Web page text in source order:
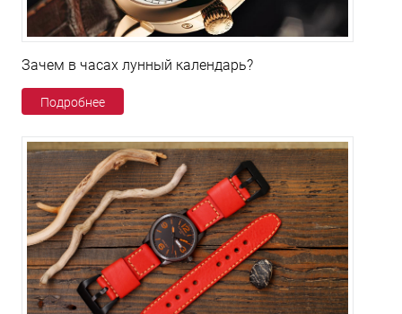
Зачем в часах лунный календарь?
Подробнее